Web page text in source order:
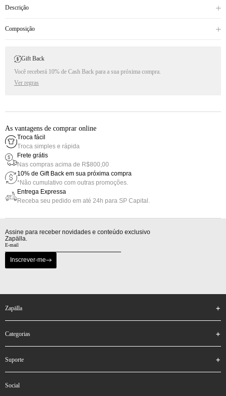
Descrição
Composição
Gift Back
Você receberá 10% de Cash Back para a sua próxima compra.
Ver regras
As vantagens de comprar online
Troca fácil
Troca simples e rápida
Frete grátis
Nas compras acima de R$800,00
10% de Gift Back em sua próxima compra
*Não cumulativo com outras promoções.
Entrega Expressa
Receba seu pedido em até 24h para SP Capital.
Assine para receber novidades e conteúdo exclusivo
Zapälla.
Inscrever-me
zapälla
categorias
suporte
social